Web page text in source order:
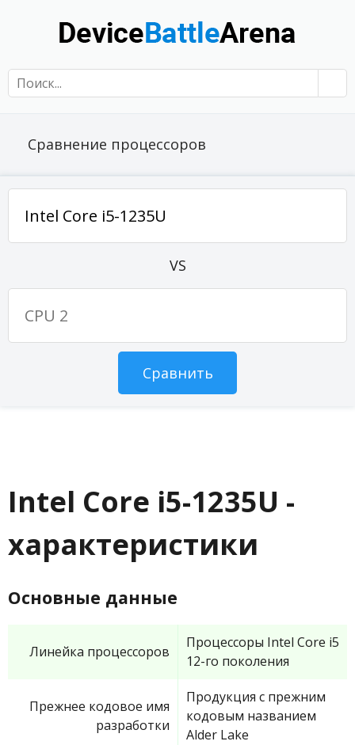
Сравнение процессоров
VS
Intel Core i5-1235U -
характеристики
Основные данные
Линейка процессоров
Процессоры Intel Core i5
12-го поколения
Прежнее кодовое имя
разработки
Продукция с прежним
кодовым названием
Alder Lake